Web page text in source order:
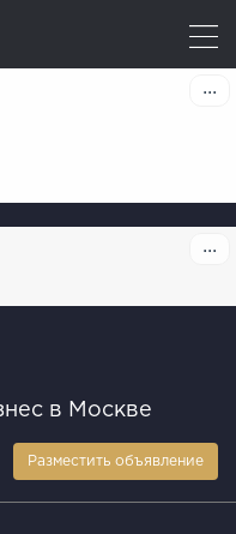
в Москве
Разместить объявление